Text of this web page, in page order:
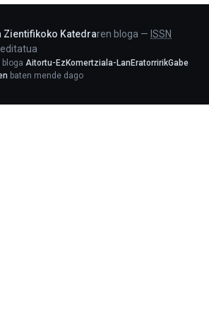
Zientifikoko Katedraren bloga — ISSN
bloga Aitortu-EzKomertziala-LanEratorririkGabe
baten mende dago